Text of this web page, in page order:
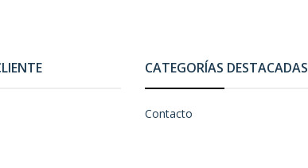
CATEGORÍAS DESTACADAS
Contacto